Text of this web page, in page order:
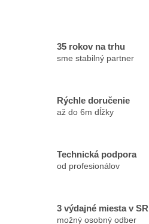
35 rokov na trhu
sme stabilný partner
Rýchle doručenie
až do 6m dĺžky
Technická podpora
od profesionálov
3 výdajné miesta v SR
možný osobný odber